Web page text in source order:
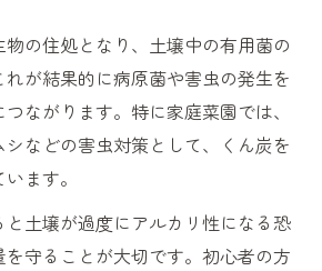
物の住処となり、土壌中の有用菌の
が結果的に病原菌や害虫の発生を
ながります。特に家庭菜園では、
などの害虫対策として、くん炭を
ます。
土壌が過度にアルカリ性になる恐
守ることが大切です。初心者の方